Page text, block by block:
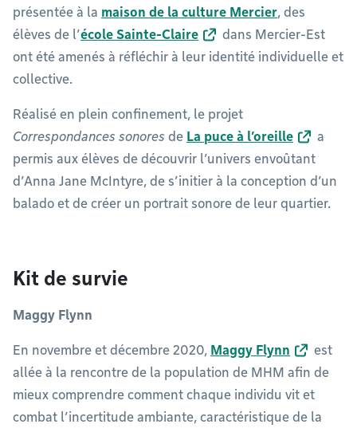
présentée à la maison de la culture Mercier, des
élèves de l’école Sainte-Claire
dans Mercier-Est
ont été amenés à réfléchir à leur identité individuelle et
collective.
Réalisé en plein confinement, le projet
Correspondances sonores de La puce à l’oreille
a
permis aux élèves de découvrir l’univers envoûtant
d’Anna Jane McIntyre, de s’initier à la conception d’un
balado et de créer un portrait sonore de leur quartier.
Kit de survie
Maggy Flynn
En novembre et décembre 2020, Maggy Flynn
est
allée à la rencontre de la population de MHM afin de
mieux comprendre comment chaque individu vit et
combat l’incertitude ambiante, caractéristique de la